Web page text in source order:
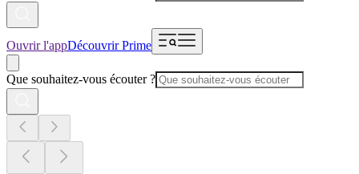
Ouvrir l'appDécouvrir Prime
Que souhaitez-vous écouter ?